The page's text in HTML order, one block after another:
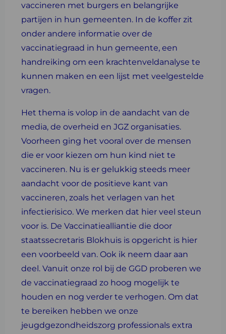
vaccineren met burgers en belangrijke
partijen in hun gemeenten. In de koffer zit
onder andere informatie over de
vaccinatiegraad in hun gemeente, een
handreiking om een krachtenveldanalyse te
kunnen maken en een lijst met veelgestelde
vragen.
Het thema is volop in de aandacht van de
media, de overheid en JGZ organisaties.
Voorheen ging het vooral over de mensen
die er voor kiezen om hun kind niet te
vaccineren. Nu is er gelukkig steeds meer
aandacht voor de positieve kant van
vaccineren, zoals het verlagen van het
infectierisico. We merken dat hier veel steun
voor is. De Vaccinatiealliantie die door
staatssecretaris Blokhuis is opgericht is hier
een voorbeeld van. Ook ik neem daar aan
deel. Vanuit onze rol bij de GGD proberen we
de vaccinatiegraad zo hoog mogelijk te
houden en nog verder te verhogen. Om dat
te bereiken hebben we onze
jeugdgezondheidszorg professionals extra